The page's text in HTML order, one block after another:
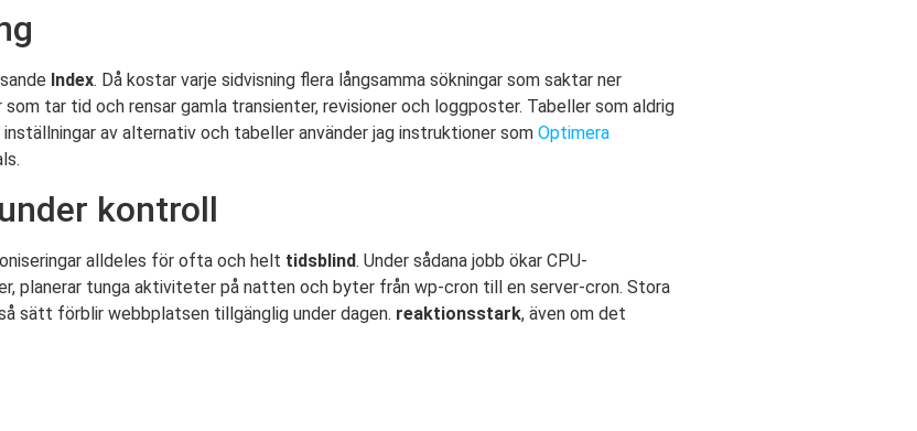
Index. Då kostar varje sidvisning flera långsamma sökningar som saktar ner
tar tid och rensar gamla transienter, revisioner och loggposter. Tabeller som aldrig
av alternativ och tabeller använder jag instruktioner som Optimera
kontroll
alldeles för ofta och helt tidsblind. Under sådana jobb ökar CPU-
planerar tunga aktiviteter på natten och byter från wp-cron till en server-cron. Stora
sätt förblir webbplatsen tillgänglig under dagen. reaktionsstark, även om det